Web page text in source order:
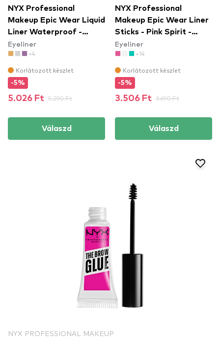
NYX Professional
Makeup Epic Wear Liquid
Liner Waterproof -
Yellow - szemhéjtus
Eyeliner
+4
Korlátozott készlet
-5%
5.026 Ft 5.290 Ft
Válaszd
NYX Professional
Makeup Epic Wear Liner
Sticks - Pink Spirit -
szemceruza
Eyeliner
+14
Korlátozott készlet
-5%
3.506 Ft 3.690 Ft
Válaszd
NYX PROFESSIONAL MAKEUP